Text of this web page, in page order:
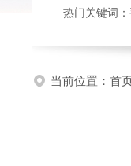
热门关键词：
当前位置： 首